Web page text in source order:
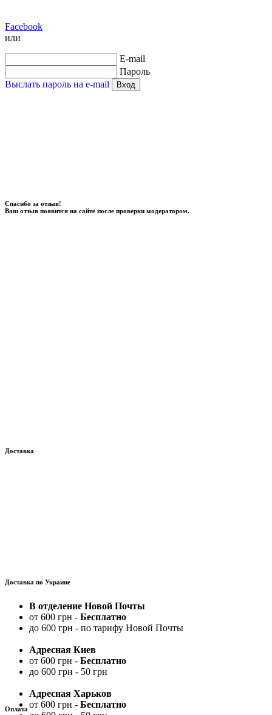
Facebook
или
E-mail
Пароль
Выслать пароль на e-mail
Вход
Спасибо за отзыв!
Ваш отзыв появится на сайте после проверки модератором.
Доставка
Доставка по Украине
В отделение Новой Почты
от 600 грн - Бесплатно
до 600 грн - по тарифу Новой Почты
Адресная Киев
от 600 грн - Бесплатно
до 600 грн - 50 грн
Адресная Харьков
от 600 грн - Бесплатно
Оплата